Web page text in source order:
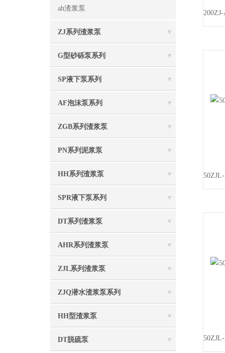
ah渣浆泵
ZJ系列渣浆泵
G型砂砾泵系列
SP液下泵系列
AF泡沫泵系列
ZGB系列渣浆泵
PN系列泥浆泵
HH系列渣浆泵
SPR液下泵系列
DT系列渣浆泵
AHR系列渣浆泵
ZJL系列渣浆泵
ZJQ潜水渣浆泵系列
HH型渣浆泵
DT脱硫泵